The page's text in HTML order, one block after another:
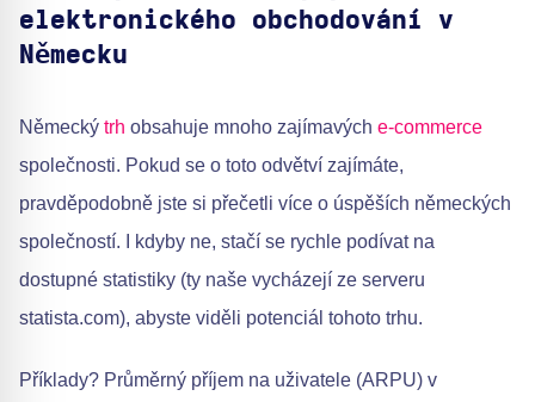
elektronického obchodování v
Německu
Německý trh obsahuje mnoho zajímavých e-commerce
společnosti. Pokud se o toto odvětví zajímáte,
pravděpodobně jste si přečetli více o úspěších německých
společností. I kdyby ne, stačí se rychle podívat na
dostupné statistiky (ty naše vycházejí ze serveru
statista.com), abyste viděli potenciál tohoto trhu.
Příklady? Průměrný příjem na uživatele (ARPU) v